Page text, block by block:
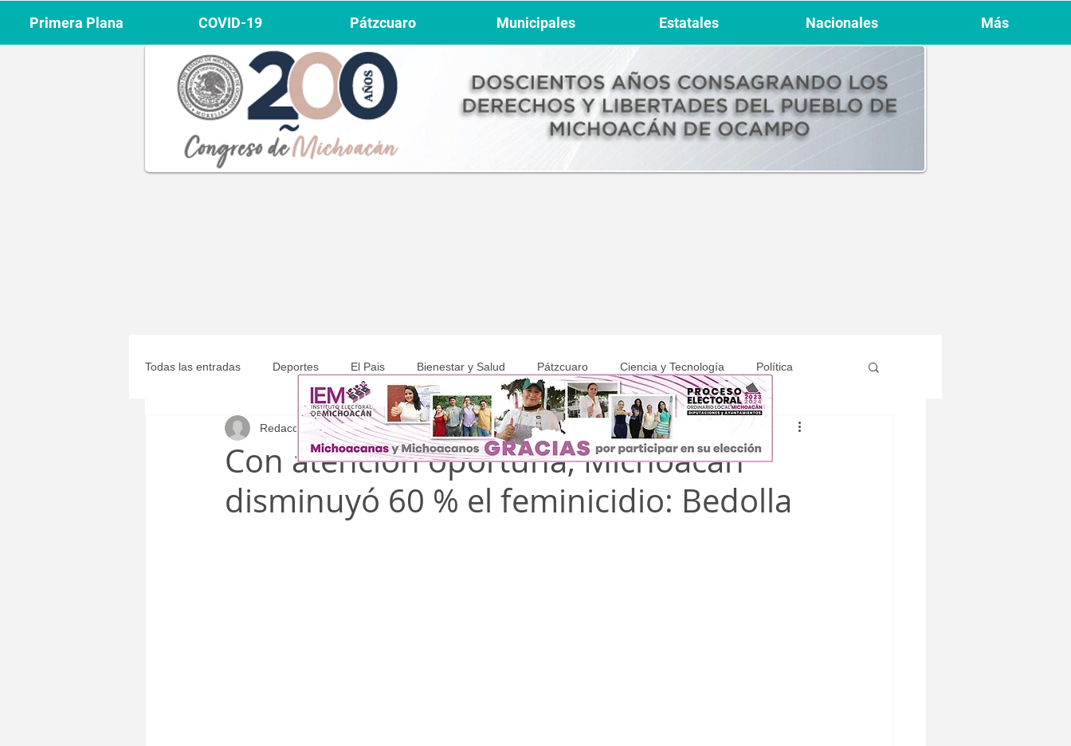
Todas las entradas Deportes El Pais Bienestar y Salud Pátzcuaro Ciencia y Tecnología Política
Michoacán Municipales COVID-19
Con atención oportuna, Michoacán
disminuyó 60 % el feminicidio: Bedolla
Redacción 24 mar 2025 1 min de lectura
Primera Plana COVID-19 Pátzcuaro Municipales Estatales Nacionales Más